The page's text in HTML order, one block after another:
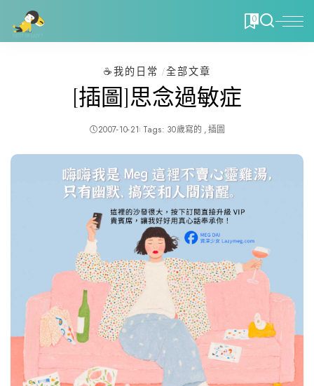
0
☕️我的日常 全部文章
[插圖]思念過敏症
2007-10-21 Tags: 30歲寫的 插圖